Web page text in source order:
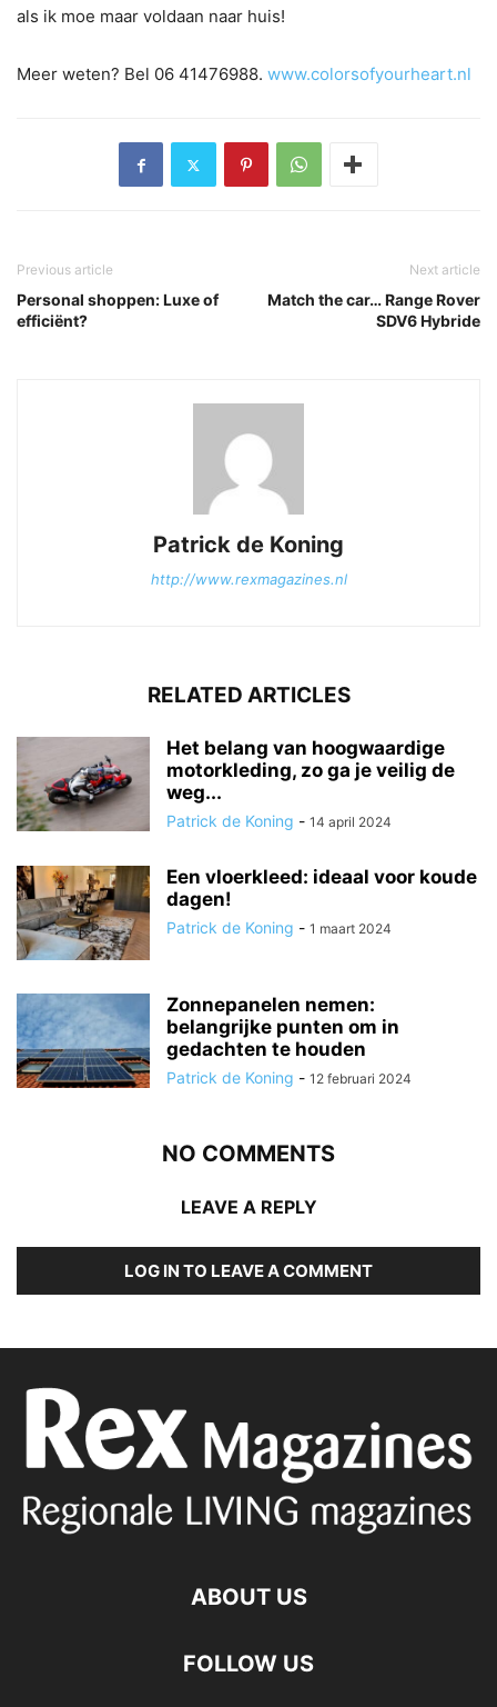
als ik moe maar voldaan naar huis!
Meer weten? Bel 06 41476988. www.colorsofyourheart.nl
Previous article
Personal shoppen: Luxe of
efficiënt?
Next article
Match the car… Range Rover
SDV6 Hybride
Patrick de Koning
http://www.rexmagazines.nl
RELATED ARTICLES
Het belang van hoogwaardige
motorkleding, zo ga je veilig de
weg...
Patrick de Koning - 14 april 2024
Een vloerkleed: ideaal voor koude
dagen!
Patrick de Koning - 1 maart 2024
Zonnepanelen nemen:
belangrijke punten om in
gedachten te houden
Patrick de Koning - 12 februari 2024
NO COMMENTS
LEAVE A REPLY
LOG IN TO LEAVE A COMMENT
ABOUT US
FOLLOW US